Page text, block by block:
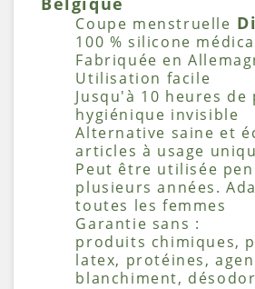
Coupe menstruelle
100 % silicone
Fabriquée en
Utilisation facile
Jusqu'à 10 heures
hygiénique invisible
Alternative saine et
articles à usage
Peut être utilisée
plusieurs années.
toutes les femmes
Garantie sans :
produits chimiques,
latex, protéines,
blanchiment,